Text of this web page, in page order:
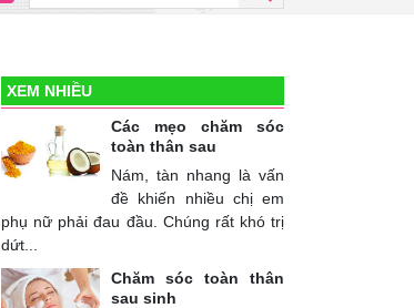
XEM NHIỀU
Các mẹo chăm sóc
toàn thân sau
Nám, tàn nhang là vấn
đề khiến nhiều chị em
phụ nữ phải đau đầu. Chúng rất khó trị
dứt...
Chăm sóc toàn thân
sau sinh